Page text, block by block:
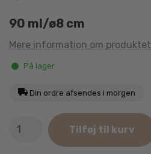
90 ml/ø8 cm
Mere information om produktet
På lager
Din ordre afsendes i morgen
Keramikskål
Tilføj til kurv